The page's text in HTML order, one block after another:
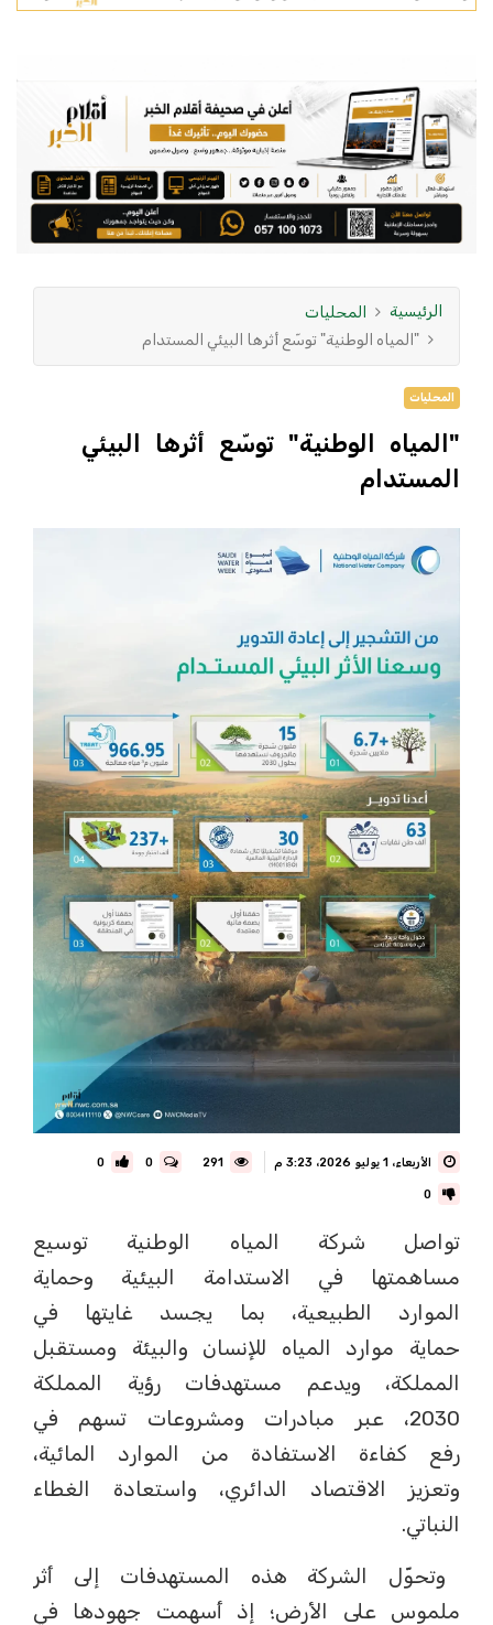
الرئيسية
المحليات
"المياه الوطنية" توسّع أثرها البيئي المستدام
المحليات
"المياه الوطنية" توسّع أثرها البيئي
المستدام
الأربعاء، 1 يوليو 2026، 3:23 م 0
0
0
تواصل شركة المياه الوطنية توسيع
مساهمتها في الاستدامة البيئية وحماية
الموارد الطبيعية، بما يجسد غايتها في
حماية موارد المياه للإنسان والبيئة ومستقبل
المملكة، ويدعم مستهدفات رؤية المملكة
2030، عبر مبادرات ومشروعات تسهم في
رفع كفاءة الاستفادة من الموارد المائية،
وتعزيز الاقتصاد الدائري، واستعادة الغطاء
النباتي.
وتحوّل الشركة هذه المستهدفات إلى أثر
ملموس على الأرض؛ إذ أسهمت جهودها في